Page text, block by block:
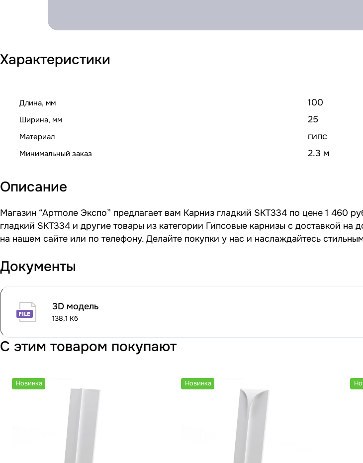
Характеристики
Длина, мм 100
Ширина, мм 25
Материал гипс
Минимальный заказ 2.3 м
Описание
Магазин “Артполе Экспо” предлагает вам Карниз гладкий SKT334 по цене 1 460
гладкий SKT334 и другие товары из категории Гипсовые карнизы с доставкой
на нашем сайте или по телефону. Делайте покупки у нас и наслаждайтесь
Документы
3D модель
138,1 Кб
С этим товаром покупают
Новинка Новинка